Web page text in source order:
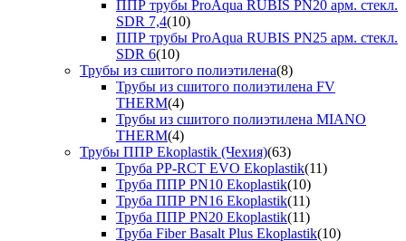
ППР трубы ProAqua RUBIS PN20 арм. стекл.
SDR 7,4(10)
ППР трубы ProAqua RUBIS PN25 арм. стекл.
SDR 6(10)
Трубы из сшитого полиэтилена(8)
Трубы из сшитого полиэтилена FV
THERM(4)
Трубы из сшитого полиэтилена MIANO
THERM(4)
Трубы ППР Ekoplastik (Чехия)(63)
Труба PP-RCT EVO Ekoplastik(11)
Труба ППР PN10 Ekoplastik(10)
Труба ППР PN16 Ekoplastik(11)
Труба ППР PN20 Ekoplastik(11)
Труба Fiber Basalt Plus Ekoplastik(10)